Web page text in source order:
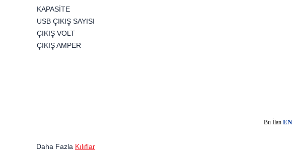
KAPASİTE
USB ÇIKIŞ SAYISI
ÇIKIŞ VOLT
ÇIKIŞ AMPER
Bu İlanE
Daha Fazla Kılıflar